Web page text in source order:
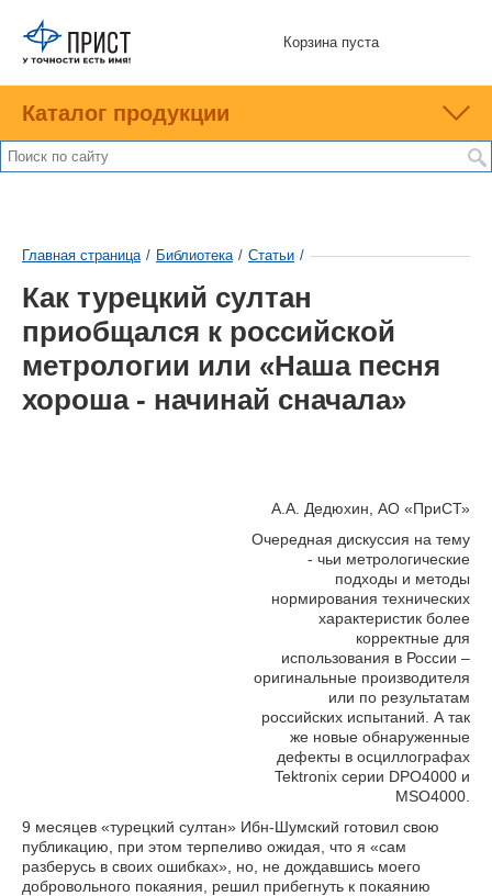
Корзина пуста
Каталог продукции
Главная страница / Библиотека / Статьи /
Как турецкий султан
приобщался к российской
метрологии или «Наша песня
хороша - начинай сначала»
А.A. Дедюхин, АО «ПриСТ»
Очередная дискуссия на тему
- чьи метрологические
подходы и методы
нормирования технических
характеристик более
корректные для
использования в России –
оригинальные производителя
или по результатам
российских испытаний. А так
же новые обнаруженные
дефекты в осциллографах
Tektronix серии DPO4000 и
MSO4000.
9 месяцев «турецкий султан» Ибн-Шумский готовил свою
публикацию, при этом терпеливо ожидая, что я «сам
разберусь в своих ошибках», но, не дождавшись моего
добровольного покаяния, решил прибегнуть к покаянию